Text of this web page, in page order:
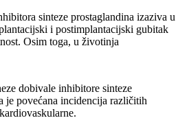
sinteze prostaglandina izaziva u
i postimplantacijski gubitak
Osim toga, u životinja
dobivale inhibitore sinteze
je povećana incidencija različitih